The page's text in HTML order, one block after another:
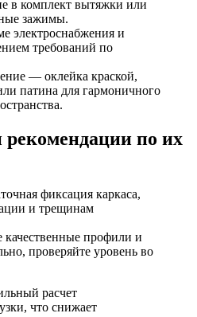
в комплект вытяжки или
зажимы.
электроснабжения и
требований по
— оклейка краской,
патина для гармоничного
по их
фиксация каркаса,
и трещинам
качественные профили и
проверяйте уровень во
расчет
что снижает